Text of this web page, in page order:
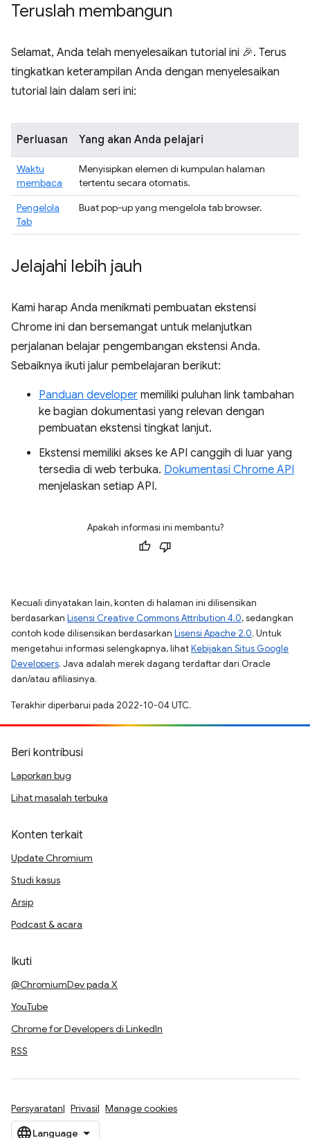
Teruslah membangun
Selamat, Anda telah menyelesaikan tutorial ini 🎉. Terus
tingkatkan keterampilan Anda dengan menyelesaikan
tutorial lain dalam seri ini:
Perluasan Yang akan Anda pelajari
Waktu
membaca
Menyisipkan elemen di kumpulan halaman
tertentu secara otomatis.
Pengelola
Tab
Buat pop-up yang mengelola tab browser.
Jelajahi lebih jauh
Kami harap Anda menikmati pembuatan ekstensi
Chrome ini dan bersemangat untuk melanjutkan
perjalanan belajar pengembangan ekstensi Anda.
Sebaiknya ikuti jalur pembelajaran berikut:
Panduan developer memiliki puluhan link tambahan
ke bagian dokumentasi yang relevan dengan
pembuatan ekstensi tingkat lanjut.
Ekstensi memiliki akses ke API canggih di luar yang
tersedia di web terbuka. Dokumentasi Chrome API
menjelaskan setiap API.
Apakah informasi ini membantu?
Kecuali dinyatakan lain, konten di halaman ini dilisensikan
berdasarkan Lisensi Creative Commons Attribution 4.0, sedangkan
contoh kode dilisensikan berdasarkan Lisensi Apache 2.0. Untuk
mengetahui informasi selengkapnya, lihatKebijakan Situs Google
Developers. Java adalah merek dagang terdaftar dari Oracle
dan/atau afiliasinya.
Terakhir diperbarui pada 2022-10-04 UTC.
Beri kontribusi
Laporkan bug
Lihat masalah terbuka
Konten terkait
Update Chromium
Studi kasus
Arsip
Podcast & acara
Ikuti
@ChromiumDev pada X
YouTube
Chrome for Developers di LinkedIn
RSS
Persyaratan Privasi Manage cookies